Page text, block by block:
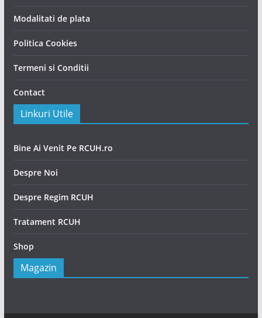
Modalitati de plata
Politica Cookies
Termeni si Conditii
Contact
Linkuri Utile
Bine Ai Venit Pe RCUH.ro
Despre Noi
Despre Regim RCUH
Tratament RCUH
Shop
Magazin